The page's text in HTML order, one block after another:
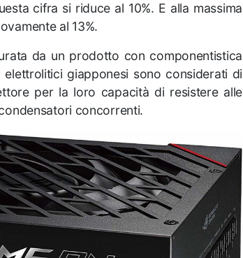
cifra si riduce al 10%. E alla massima
al 13%.
da un prodotto con componentistica
giapponesi sono considerati di
per la loro capacità di resistere alle
concorrenti.